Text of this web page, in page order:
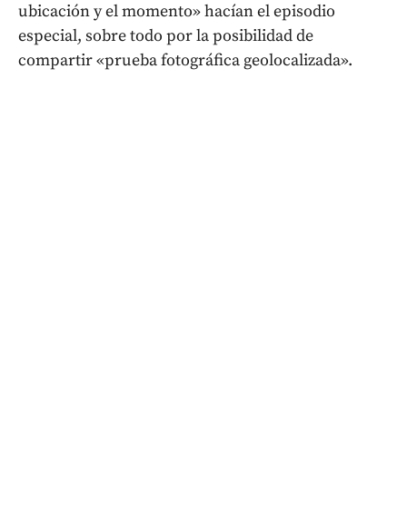
ubicación y el momento» hacían el episodio
especial, sobre todo por la posibilidad de
compartir «prueba fotográfica geolocalizada».